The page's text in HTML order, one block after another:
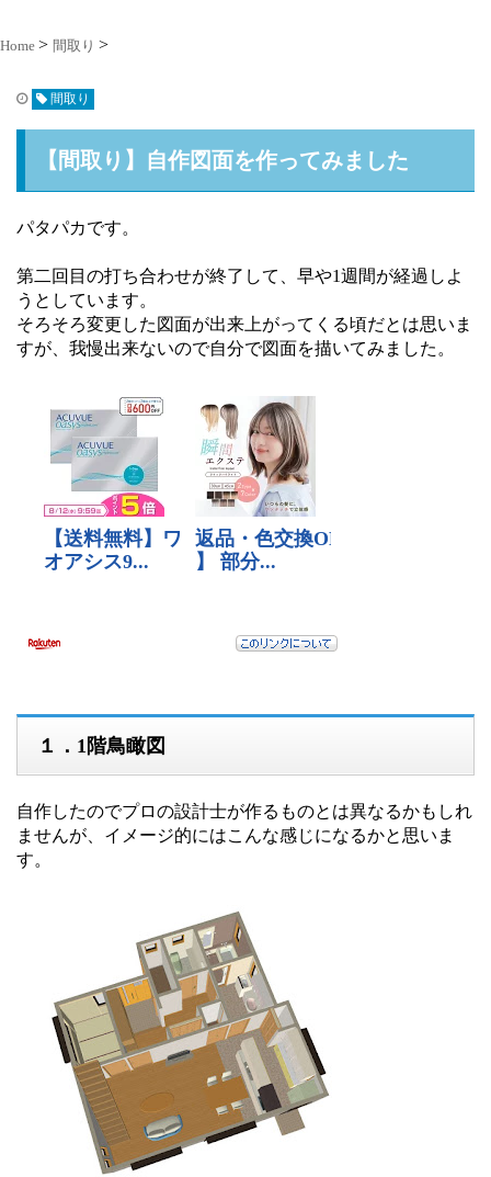
Home 間取り
間取り
【間取り】自作図面を作ってみました
パタパカです。
第二回目の打ち合わせが終了して、早や1週間が経過しよ
うとしています。
そろそろ変更した図面が出来上がってくる頃だとは思いま
すが、我慢出来ないので自分で図面を描いてみました。
１．1階鳥瞰図
自作したのでプロの設計士が作るものとは異なるかもしれ
ませんが、イメージ的にはこんな感じになるかと思いま
す。